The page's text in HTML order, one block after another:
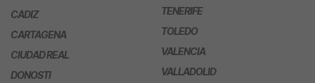
CADIZ
CARTAGENA
CIUDAD REAL
DONOSTI
TENERIFE
TOLEDO
VALENCIA
VALLADOLID